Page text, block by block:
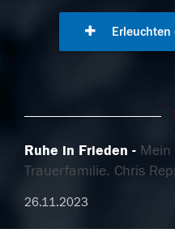
Erleuchten
Ruhe in Frieden
Mein
Trauerfamilie. Chris
26.11.2023